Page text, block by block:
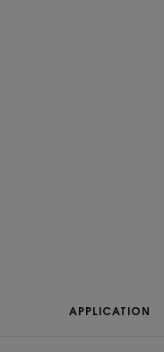
APPLICATION